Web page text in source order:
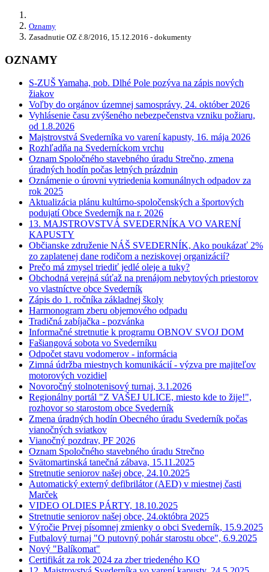
Oznamy
Zasadnutie OZ č.8/2016, 15.12.2016 - dokumenty
OZNAMY
S-ZUŠ Yamaha, pob. Dlhé Pole pozýva na zápis nových
žiakov
Voľby do orgánov územnej samosprávy, 24. október 2026
Vyhlásenie času zvýšeného nebezpečenstva vzniku požiaru,
od 1.8.2026
Majstrovstvá Svederníka vo varení kapusty, 16. mája 2026
Rozhľadňa na Svederníckom vrchu
Oznam Spoločného stavebného úradu Strečno, zmena
úradných hodín počas letných prázdnin
Oznámenie o úrovni vytriedenia komunálnych odpadov za
rok 2025
Aktualizácia plánu kultúrno-spoločenských a športových
podujatí Obce Svederník na r. 2026
13. MAJSTROVSTVÁ SVEDERNÍKA VO VARENÍ
KAPUSTY
Občianske združenie NÁŠ SVEDERNÍK, Ako poukázať 2%
zo zaplatenej dane rodičom a neziskovej organizácií?
Prečo má zmysel triediť jedlé oleje a tuky?
Obchodná verejná súťaž na prenájom nebytových priestorov
vo vlastníctve obce Svederník
Zápis do 1. ročníka základnej školy
Harmonogram zberu objemového odpadu
Tradičná zabíjačka - pozvánka
Informačné stretnutie k programu OBNOV SVOJ DOM
Fašiangová sobota vo Svederníku
Odpočet stavu vodomerov - informácia
Zimná údržba miestnych komunikácií - výzva pre majiteľov
motorových vozidiel
Novoročný stolnotenisový turnaj, 3.1.2026
Regionálny portál "Z VAŠEJ ULICE, miesto kde to žije!",
rozhovor so starostom obce Svederník
Zmena úradných hodín Obecného úradu Svederník počas
vianočných sviatkov
Vianočný pozdrav, PF 2026
Oznam Spoločného stavebného úradu Strečno
Svätomartinská tanečná zábava, 15.11.2025
Stretnutie seniorov našej obce, 24.10.2025
Automatický externý defibrilátor (AED) v miestnej časti
Marček
VIDEO OLDIES PÁRTY, 18.10.2025
Stretnutie seniorov našej obce, 24.októbra 2025
Výročie Prvej písomnej zmienky o obci Svederník, 15.9.2025
Futbalový turnaj "O putovný pohár starostu obce", 6.9.2025
Nový "Balíkomat"
Certifikát za rok 2024 za zber triedeného KO